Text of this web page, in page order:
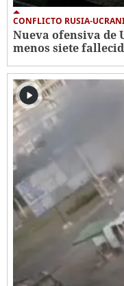
CONFLICTO RUSIA-
Nueva ofensiva de
menos siete